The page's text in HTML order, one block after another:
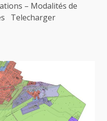
– Modalités de
Telecharger